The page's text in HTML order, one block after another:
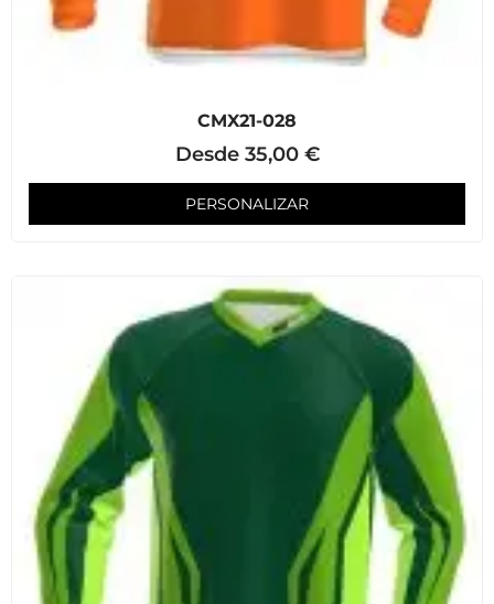
CMX21-028
Desde 35,00 €
PERSONALIZAR